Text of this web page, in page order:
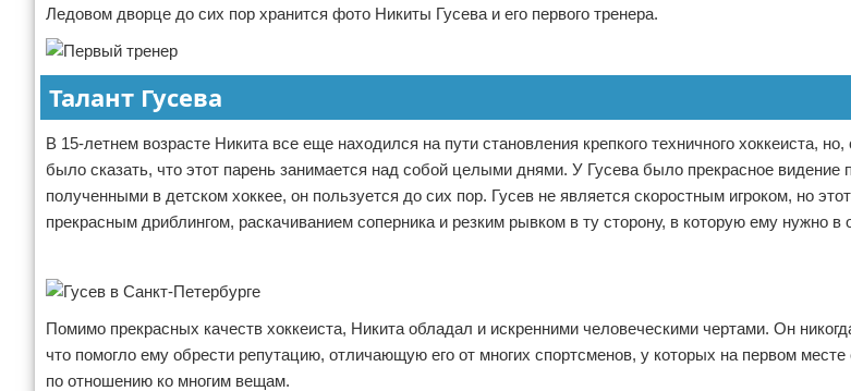
Ледовом дворце до сих пор хранится фото Никиты Гусева и его первого тренера.
Талант Гусева
В 15-летнем возрасте Никита все еще находился на пути становления крепкого техничного хоккеиста, но,
было сказать, что этот парень занимается над собой целыми днями. У Гусева было прекрасное
полученными в детском хоккее, он пользуется до сих пор. Гусев не является скоростным игроком, но
прекрасным дриблингом, раскачиванием соперника и резким рывком в ту сторону, в которую ему нужно в
Помимо прекрасных качеств хоккеиста, Никита обладал и искренними человеческими чертами. Он
что помогло ему обрести репутацию, отличающую его от многих спортсменов, у которых на первом
по отношению ко многим вещам.